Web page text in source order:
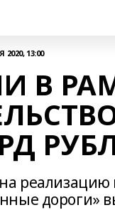
2020, 13:00
В
дороги»